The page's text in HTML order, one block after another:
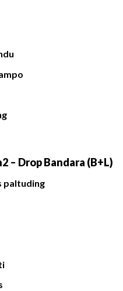
– Drop Bandara (B+L)
paltuding